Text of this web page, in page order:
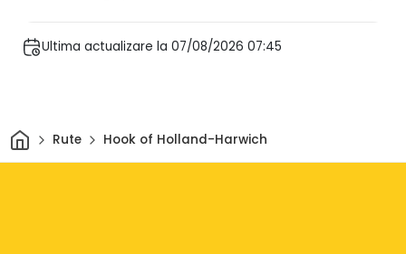
Ultima actualizare la 07/08/2026 07:45
AcasăRute Hook of Holland-Harwich